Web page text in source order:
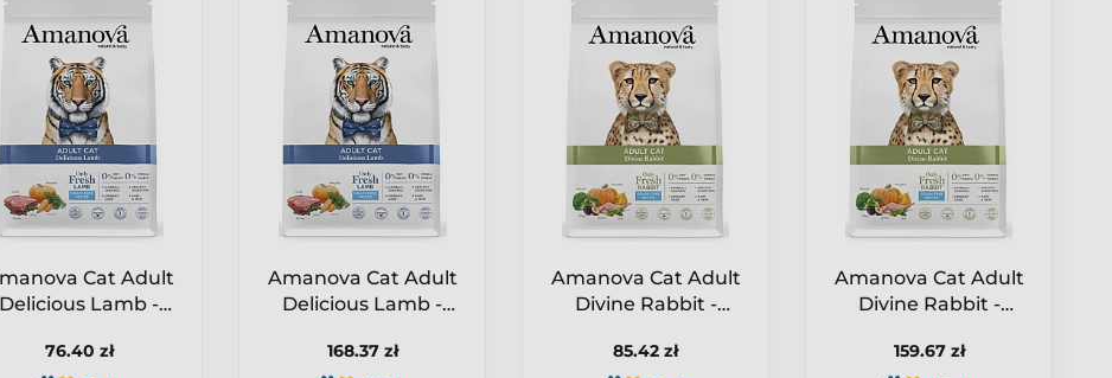
Cat Adult
Delicious Lamb -
76.40 zł
Amanova Cat Adult
Delicious Lamb -
168.37 zł
Amanova Cat Adult
Divine Rabbit -
85.42 zł
Amanova Cat Adult
Divine Rabbit -
159.67 zł